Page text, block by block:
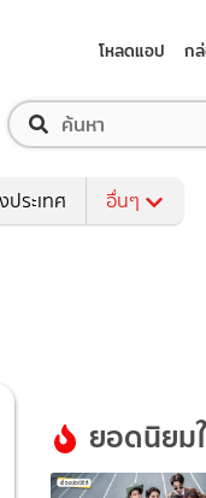
โหลดแอป ก
ประเทศ อื่นๆ
ยอดนิยม